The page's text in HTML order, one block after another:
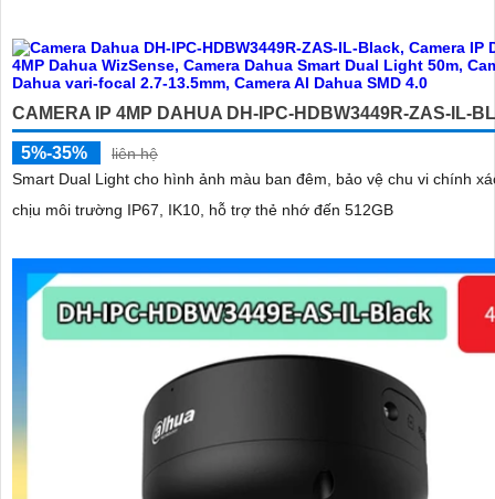
CAMERA IP 4MP DAHUA DH-IPC-HDBW3449R-ZAS-IL-
5%-35%
liên hệ
Smart Dual Light cho hình ảnh màu ban đêm, bảo vệ chu vi chính
chịu môi trường IP67, IK10, hỗ trợ thẻ nhớ đến 512GB